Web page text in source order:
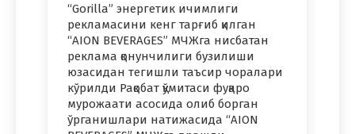
“Gorilla” энергетик ичимлиги
рекламасини кенг тарғиб қилган
“AION BEVERAGES” МЧЖга нисбатан
реклама қонунчилиги бузилиши
юзасидан тегишли таъсир чоралари
кўрилди Рақобат қўмитаси фуқаро
мурожаати асосида олиб борган
ўрганишлари натижасида “AION